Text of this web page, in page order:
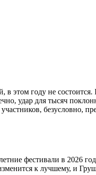
в этом году не
удар для тысяч
безусловно,
фестивали в 2026
к лучшему, и